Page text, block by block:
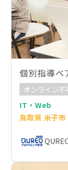
個別指導ベ
オンライン不
IT・Web
鳥取県 米子市